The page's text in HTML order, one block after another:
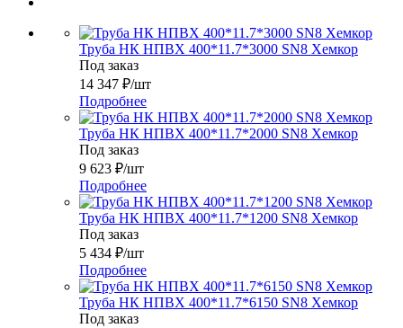
Труба НК НПВХ 400*11.7*3000 SN8 Хемкор
Под заказ
14 347 ₽/шт
Подробнее
Труба НК НПВХ 400*11.7*2000 SN8 Хемкор
Под заказ
9 623 ₽/шт
Подробнее
Труба НК НПВХ 400*11.7*1200 SN8 Хемкор
Под заказ
5 434 ₽/шт
Подробнее
Труба НК НПВХ 400*11.7*6150 SN8 Хемкор
Под заказ